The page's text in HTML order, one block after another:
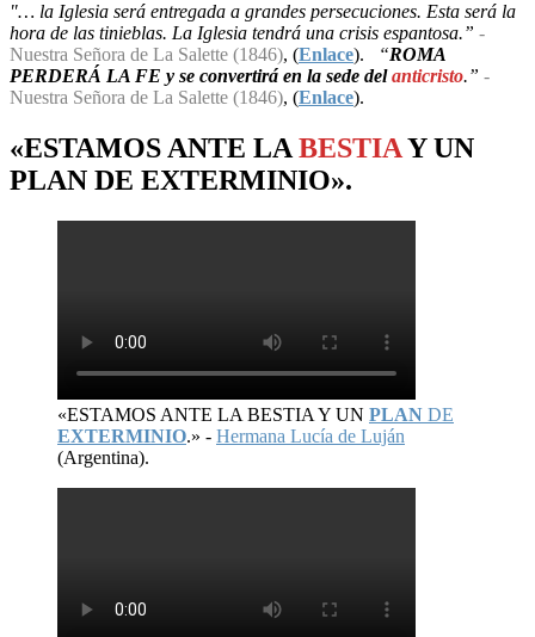
"… la Iglesia será entregada a grandes persecuciones. Esta será la
hora de las tinieblas. La Iglesia tendrá una crisis espantosa.” -
Nuestra Señora de La Salette (1846), (Enlace). “ROMA
PERDERÁ LA FE y se convertirá en la sede delanticristo.” -
Nuestra Señora de La Salette (1846), (Enlace).
«ESTAMOS ANTE LA BESTIAY UN
PLAN DE EXTERMINIO».
«ESTAMOS ANTE LA BESTIA Y UN PLAN DE
EXTERMINIO.» - Hermana Lucía de Luján
(Argentina).